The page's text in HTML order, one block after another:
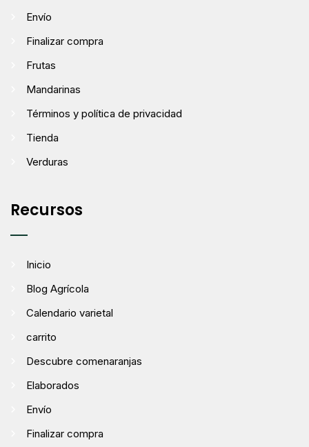
Envío
Finalizar compra
Frutas
Mandarinas
Términos y política de privacidad
Tienda
Verduras
Recursos
Inicio
Blog Agrícola
Calendario varietal
carrito
Descubre comenaranjas
Elaborados
Envío
Finalizar compra